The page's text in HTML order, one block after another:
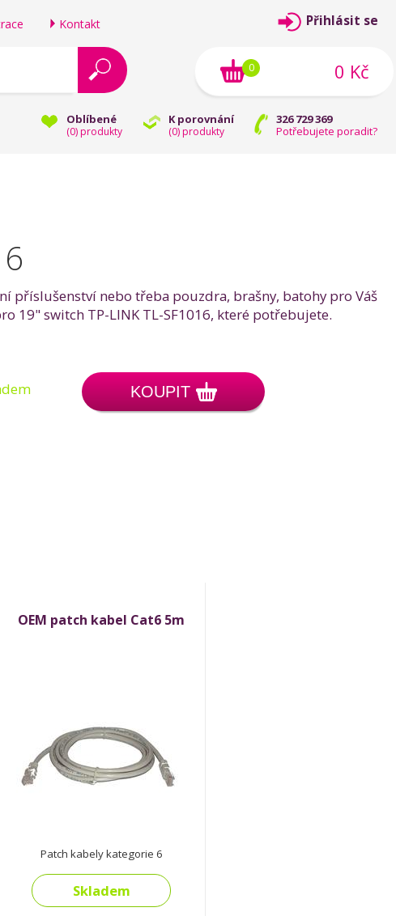
Kontakt
Oblíbené
(0) produkty
K porovnání
(0) produkty
326 729 369
Potřebujete poradit?
Přihlásit se
0 Kč
0
příslušenství nebo třeba pouzdra, brašny, batohy pro Váš
19" switch TP-LINK TL-SF1016, které potřebujete.
KOUPIT
OEM patch kabel Cat6 5m
Patch kabely kategorie 6
Skladem